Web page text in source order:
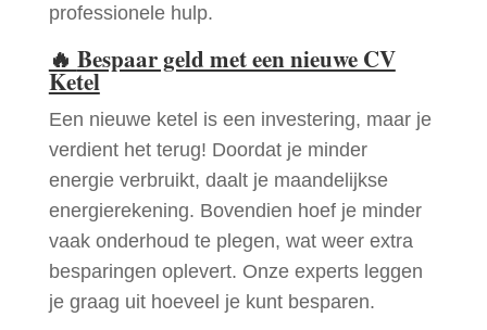
professionele hulp.
🔥 Bespaar geld met een nieuwe CV
Ketel
Een nieuwe ketel is een investering, maar je
verdient het terug! Doordat je minder
energie verbruikt, daalt je maandelijkse
energierekening. Bovendien hoef je minder
vaak onderhoud te plegen, wat weer extra
besparingen oplevert. Onze experts leggen
je graag uit hoeveel je kunt besparen.